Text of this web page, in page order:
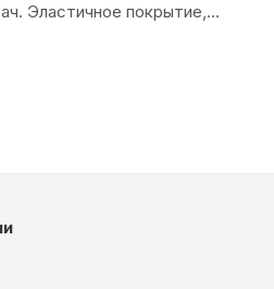
Эластичное покрытие,